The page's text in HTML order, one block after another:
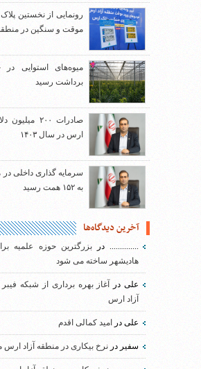
رونمایی از نخستین
موقت و سنگین در
میوه‌های استوایی در
برداشت رسید
صادرات ۲۰۰
ارس در سال ۱۴۰۳
سرمایه گذاری داخلی
به ۱۵۲ همت رسید
آخرین دیدگاه‌ها
..............دربزرگترین حوزه علمیه
هادیشهر ساخته می شود
علیدر
آغاز بهره برداری از شبکه
آزاد ارس
علی در امید کمالی اقدم
سفیر در نرخ بیکاری در منطقه آزاد